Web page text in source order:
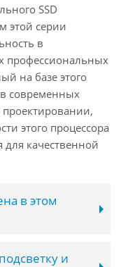
SSD
этой серии
в
профессиональных
на базе этого
современных
этого процессора
для качественной
в этом
и